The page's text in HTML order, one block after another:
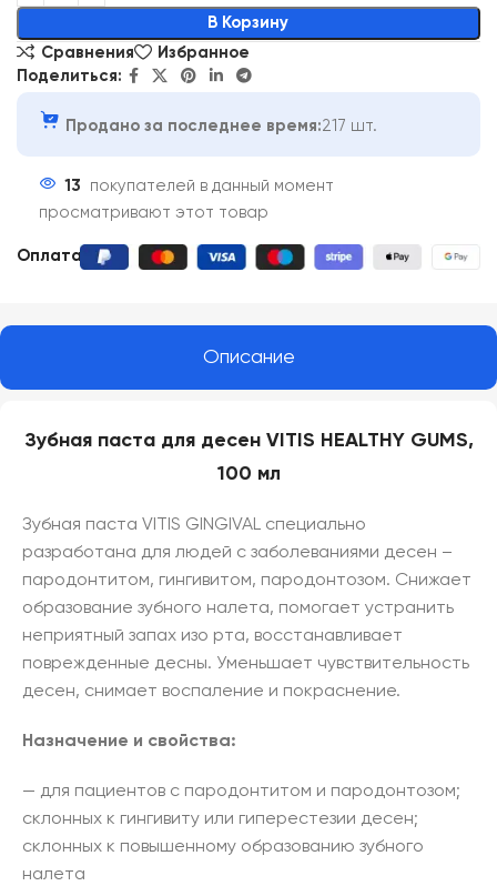
В Корзину
Сравнения
Избранное
Поделиться:
Продано за последнее время:217 шт.
13
покупателей в данный момент
просматривают этот товар
Оплата:
Описание
Зубная паста для десен VITIS HEALTHY GUMS,
100 мл
Зубная паста VITIS GINGIVAL специально
разработана для людей с заболеваниями десен –
пародонтитом, гингивитом, пародонтозом. Снижает
образование зубного налета, помогает устранить
неприятный запах изо рта, восстанавливает
поврежденные десны. Уменьшает чувствительность
десен, снимает воспаление и покраснение.
Назначение и свойства:
— для пациентов с пародонтитом и пародонтозом;
склонных к гингивиту или гиперестезии десен;
склонных к повышенному образованию зубного
налета